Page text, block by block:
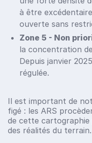
à être
ouverte sans
Zone 5 - Non
la concentration
Depuis janvier
régulée.
Il est important de
figé : les ARS
de cette
des réalités du terrain.